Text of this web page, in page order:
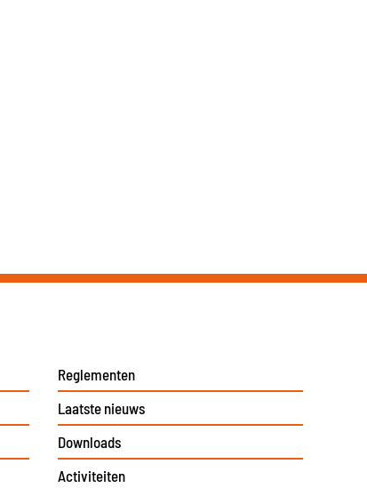
Reglementen
Laatste nieuws
Downloads
Activiteiten